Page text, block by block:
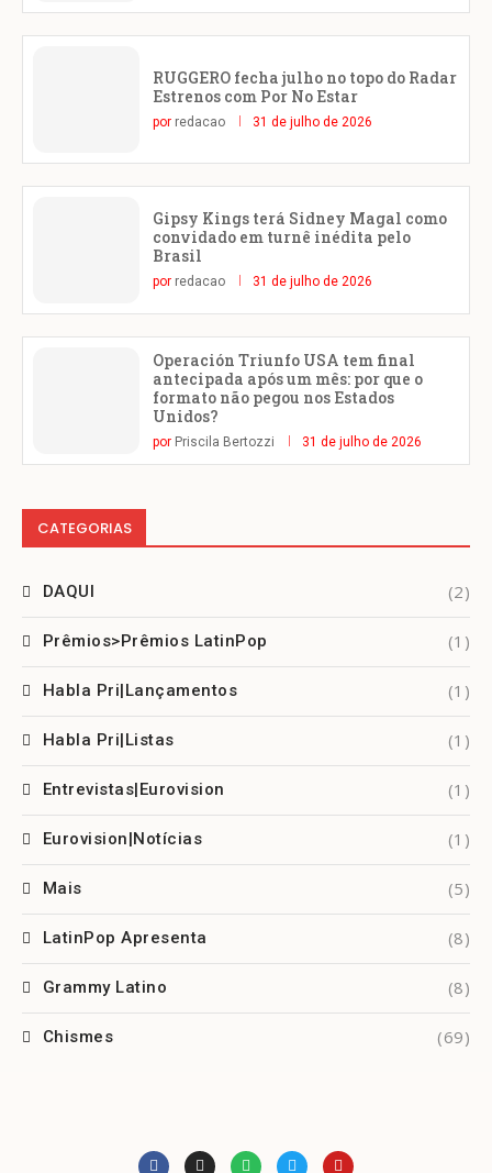
RUGGERO fecha julho no topo do Radar
Estrenos com Por No Estar
por redacao 31 de julho de 2026
Gipsy Kings terá Sidney Magal como
convidado em turnê inédita pelo
Brasil
por redacao 31 de julho de 2026
Operación Triunfo USA tem final
antecipada após um mês: por que o
formato não pegou nos Estados
Unidos?
por Priscila Bertozzi 31 de julho de 2026
CATEGORIAS
DAQUI (2)
Prêmios>Prêmios LatinPop (1)
Habla Pri|Lançamentos (1)
Habla Pri|Listas (1)
Entrevistas|Eurovision (1)
Eurovision|Notícias (1)
Mais (5)
LatinPop Apresenta (8)
Grammy Latino (8)
Chismes (69)